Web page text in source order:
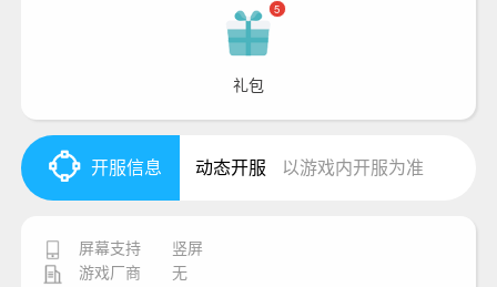
5
礼包
开服信息 动态开服 以游戏内开服为准
屏幕支持
竖屏
游戏厂商
无